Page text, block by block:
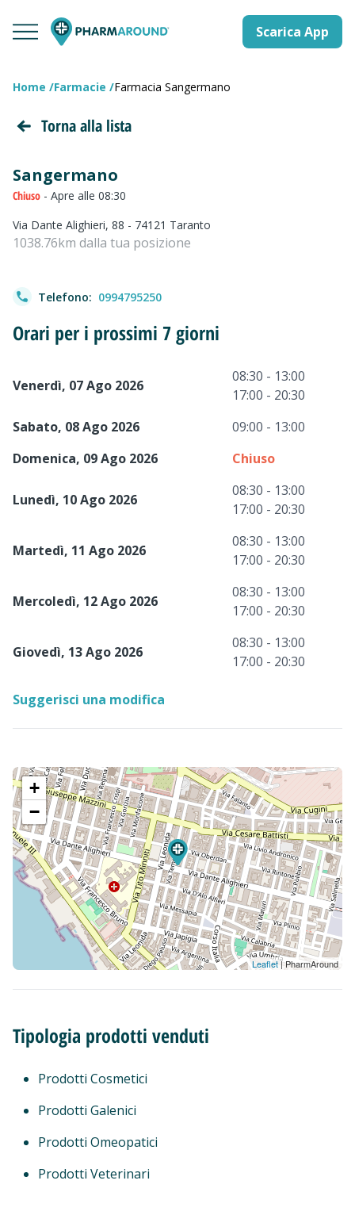
Scarica App
Home Farmacie Farmacia Sangermano
Torna alla lista
Sangermano
Chiuso - Apre alle 08:30
Via Dante Alighieri, 88 - 74121 Taranto
1038.76km dalla tua posizione
Telefono: 0994795250
Orari per i prossimi 7 giorni
Venerdì, 07 Ago 2026
08:30 - 13:00
17:00 - 20:30
Sabato, 08 Ago 2026
09:00 - 13:00
Domenica, 09 Ago 2026
Chiuso
Lunedì, 10 Ago 2026
08:30 - 13:00
17:00 - 20:30
Martedì, 11 Ago 2026
08:30 - 13:00
17:00 - 20:30
Mercoledì, 12 Ago 2026
08:30 - 13:00
17:00 - 20:30
Giovedì, 13 Ago 2026
08:30 - 13:00
17:00 - 20:30
Suggerisci una modifica
+
−
Leaflet| PharmAround
Tipologia prodotti venduti
Prodotti Cosmetici
Prodotti Galenici
Prodotti Omeopatici
Prodotti Veterinari